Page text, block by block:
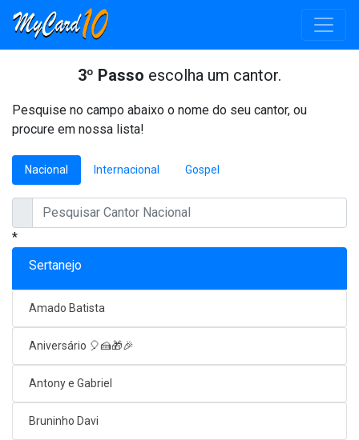
3º Passo escolha um cantor.
Pesquise no campo abaixo o nome do seu cantor, ou
procure em nossa lista!
Nacional Internacional Gospel
*
Sertanejo
Amado Batista
Aniversário 🎈🍰🎁🎉
Antony e Gabriel
Bruninho Davi